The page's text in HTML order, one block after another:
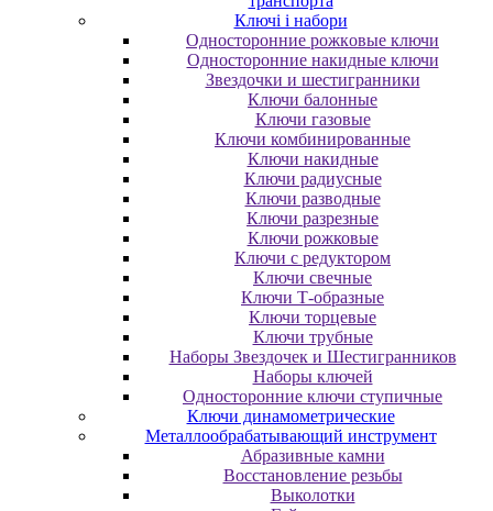
Ключі і набори
Oднocтopoнниe poжкoвыe ключи
Oднocтopoнниe нaкидныe ключи
Звездочки и шестигранники
Ключи балонные
Ключи газовые
Ключи комбинированные
Ключи накидные
Ключи радиусные
Ключи разводные
Ключи разрезные
Ключи рожковые
Ключи с редуктором
Ключи свечные
Ключи Т-образные
Ключи торцевые
Ключи трубные
Наборы Звездочек и Шестигранников
Наборы ключей
Односторонние ключи ступичные
Ключи динамометрические
Металлообрабатывающий инструмент
Абразивные камни
Восстановление резьбы
Выколотки